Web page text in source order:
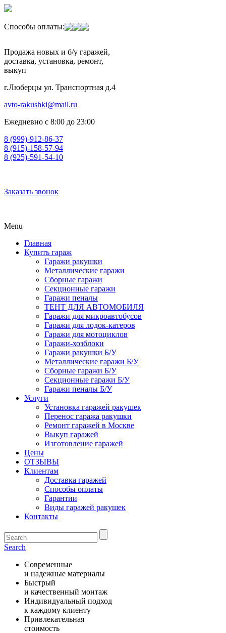
Способы оплаты:
Продажа новых и б/у гаражей,
доставка, установка, ремонт,
выкуп
г.Люберцы ул. Транспортная д.4
avto-rakushki@mail.ru
Ежедневно с 8:00 до 23:00
8 (999)-912-86-37
8 (915)-158-57-94
8 (925)-591-54-10
Заказать звонок
Menu
Главная
Купить гараж
Гаражи ракушки
Металлические гаражи
Сборные гаражи
Секционные гаражи
Гаражи пеналы
ТЕНТ ДЛЯ АВТОМОБИЛЯ
Гаражи для микроавтобусов
Гаражи для лодок-катеров
Гаражи для мотоциклов
Гаражи-хозблоки
Гаражи ракушки Б/У
Металлические гаражи Б/У
Сборные гаражи Б/У
Секционные гаражи Б/У
Гаражи пеналы Б/У
Услуги
Установка гаражей ракушек
Перенос гаража ракушки
Ремонт гаражей в Москве
Выкуп гаражей
Изготовление гаражей
Цены
ОТЗЫВЫ
Клиентам
Доставка гаражей
Способы оплаты
Гарантии
Виды гаражей ракушек
Контакты
Search
Современные
и надежные материалы
Быстрый
и качественный монтаж
Индивидуальный подход
к каждому клиенту
Привлекательная
стоимость